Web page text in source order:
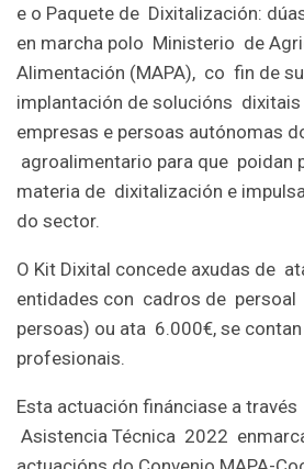
e o Paquete de Dixitalización:
en marcha polo Ministerio de
Alimentación (MAPA), co fin de
implantación de solucións dixitais
empresas e persoas autónomas
agroalimentario para que poidan
materia de dixitalización e
do sector.
O Kit Dixital concede axudas de
entidades con cadros de
persoas) ou ata 6.000€, se
profesionais.
Esta actuación finánciase a
Asistencia Técnica 2022